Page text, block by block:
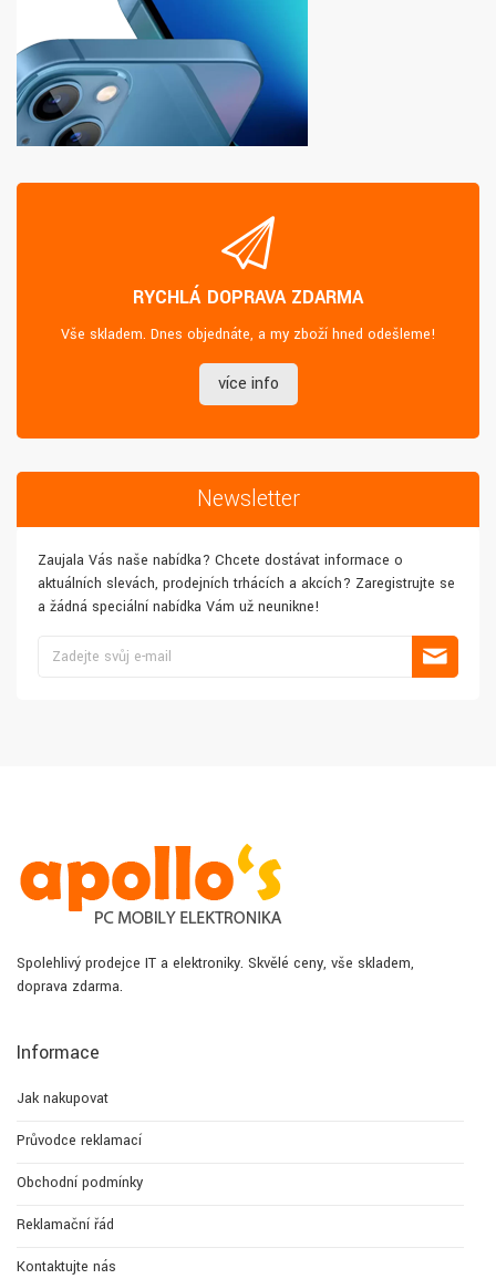
RYCHLÁ DOPRAVA ZDARMA
Vše skladem. Dnes objednáte, a my zboží hned odešleme!
více info
Newsletter
Zaujala Vás naše nabídka? Chcete dostávat informace o
aktuálních slevách, prodejních trhácích a akcích? Zaregistrujte se
a žádná speciální nabídka Vám už neunikne!
Spolehlivý prodejce IT a elektroniky. Skvělé ceny, vše skladem,
doprava zdarma.
Informace
Jak nakupovat
Průvodce reklamací
Obchodní podmínky
Reklamační řád
Kontaktujte nás